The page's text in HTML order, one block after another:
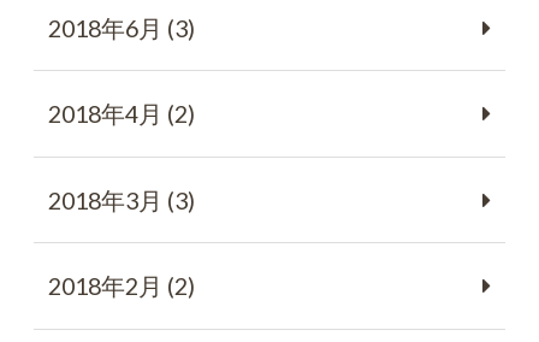
2018年6月 (3)
2018年4月 (2)
2018年3月 (3)
2018年2月 (2)